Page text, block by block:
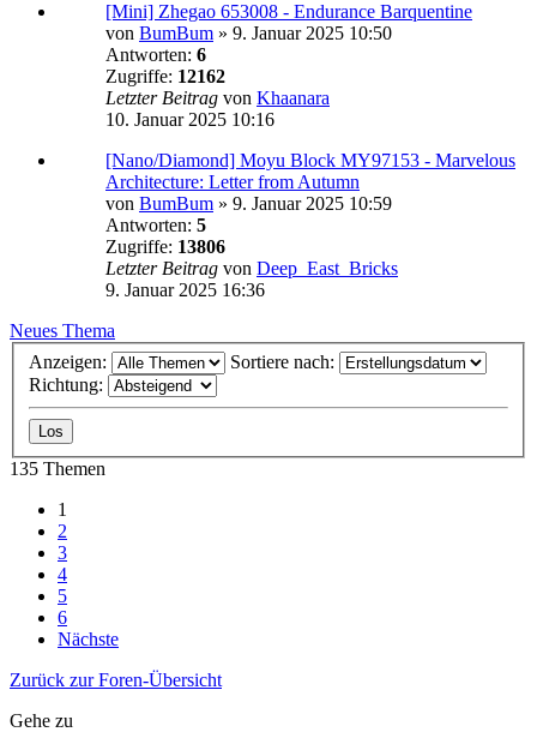
[Mini] Zhegao 653008 - Endurance Barquentine
von BumBum » 9. Januar 2025 10:50
Antworten: 6
Zugriffe: 12162
Letzter Beitrag von Khaanara
10. Januar 2025 10:16
[Nano/Diamond] Moyu Block MY97153 - Marvelous
Architecture: Letter from Autumn
von BumBum » 9. Januar 2025 10:59
Antworten: 5
Zugriffe: 13806
Letzter Beitrag von Deep_East_Bricks
9. Januar 2025 16:36
Neues Thema
Anzeigen:
Sortiere nach:
Richtung:
135 Themen
1
2
3
4
5
6
Nächste
Zurück zur Foren-Übersicht
Gehe zu